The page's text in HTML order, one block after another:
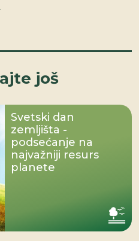
još
Svetski dan
zemljišta -
podsećanje na
najvažniji resurs
planete